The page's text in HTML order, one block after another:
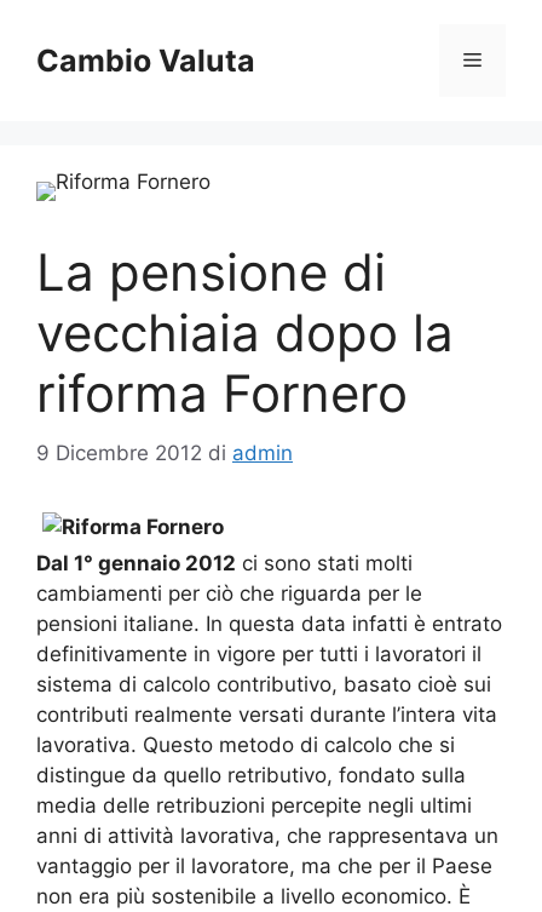
contenuto
Cambio Valuta Menu
La pensione di
vecchiaia dopo la
riforma Fornero
9 Dicembre 2012 di admin
Dal 1° gennaio 2012 ci sono stati molti
cambiamenti per ciò che riguarda per le
pensioni italiane. In questa data infatti è entrato
definitivamente in vigore per tutti i lavoratori il
sistema di calcolo contributivo, basato cioè sui
contributi realmente versati durante l’intera vita
lavorativa. Questo metodo di calcolo che si
distingue da quello retributivo, fondato sulla
media delle retribuzioni percepite negli ultimi
anni di attività lavorativa, che rappresentava un
vantaggio per il lavoratore, ma che per il Paese
non era più sostenibile a livello economico. È